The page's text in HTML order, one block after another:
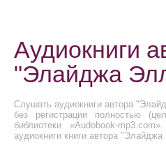
Аудиокниги
"Элайджа
Слушать аудиокниги автора
без регистрации полностью
библиотеки «Audobook-
аудиокниги книги автора